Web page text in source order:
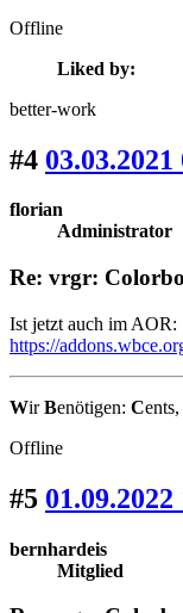
Offline
Liked by:
better-work
#4
florian
Administrator
Re: vrgr:
Ist jetzt auch im AOR:
https://
WirBenötigen: Cents,
Offline
#5
bernhardeis
Mitglied